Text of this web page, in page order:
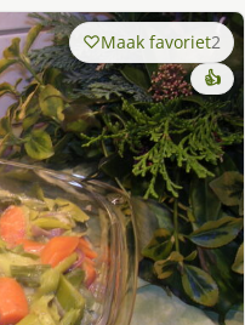
Maak favoriet2
👍